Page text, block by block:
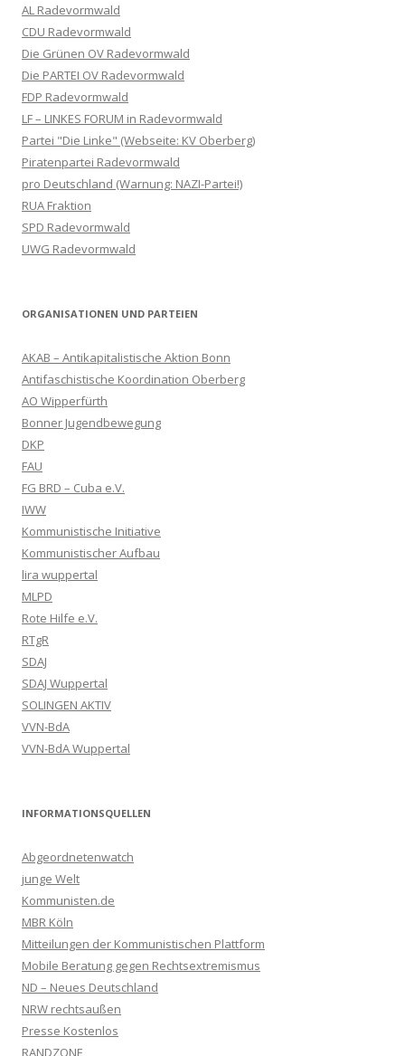
AL Radevormwald
CDU Radevormwald
Die Grünen OV Radevormwald
Die PARTEI OV Radevormwald
FDP Radevormwald
LF – LINKES FORUM in Radevormwald
Partei "Die Linke" (Webseite: KV Oberberg)
Piratenpartei Radevormwald
pro Deutschland (Warnung: NAZI-Partei!)
RUA Fraktion
SPD Radevormwald
UWG Radevormwald
ORGANISATIONEN UND PARTEIEN
AKAB – Antikapitalistische Aktion Bonn
Antifaschistische Koordination Oberberg
AO Wipperfürth
Bonner Jugendbewegung
DKP
FAU
FG BRD – Cuba e.V.
IWW
Kommunistische Initiative
Kommunistischer Aufbau
lira wuppertal
MLPD
Rote Hilfe e.V.
RTgR
SDAJ
SDAJ Wuppertal
SOLINGEN AKTIV
VVN-BdA
VVN-BdA Wuppertal
INFORMATIONSQUELLEN
Abgeordnetenwatch
junge Welt
Kommunisten.de
MBR Köln
Mitteilungen der Kommunistischen Plattform
Mobile Beratung gegen Rechtsextremismus
ND – Neues Deutschland
NRW rechtsaußen
Presse Kostenlos
RANDZONE